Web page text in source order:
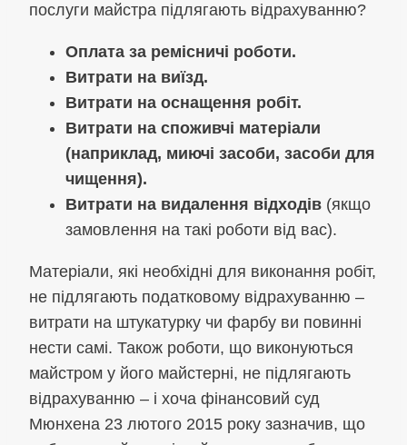
послуги майстра підлягають відрахуванню?
Оплата за ремісничі роботи.
Витрати на виїзд.
Витрати на оснащення робіт.
Витрати на споживчі матеріали
(наприклад, миючі засоби, засоби для
чищення).
Витрати на видалення відходів (якщо
замовлення на такі роботи від вас).
Матеріали, які необхідні для виконання робіт,
не підлягають податковому відрахуванню –
витрати на штукатурку чи фарбу ви повинні
нести самі. Також роботи, що виконуються
майстром у його майстерні, не підлягають
відрахуванню – і хоча фінансовий суд
Мюнхена 23 лютого 2015 року зазначив, що